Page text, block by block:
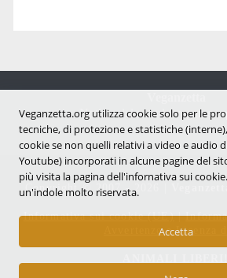
Notizie dal mondo vegan e
Copyright © 2007 - 2026 |
Informativa sui cookie (UE)|
Avvertenze e Licenza
Veganzetta.org utilizza cookie solo per le
tecniche, di protezione e statistiche
cookie se non quelli relativi a video e audio
Youtube) incorporati in alcune pagine del
più visita la pagina dell'infornativa sui
un'indole molto riservata.
Accetta